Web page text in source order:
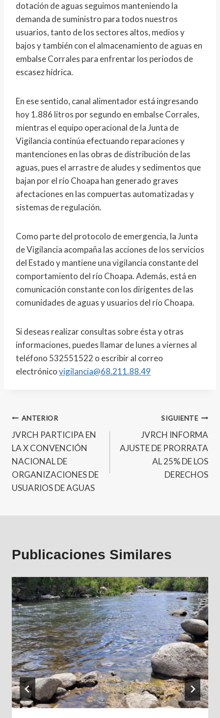
dotación de aguas seguimos manteniendo la
demanda de suministro para todos nuestros
usuarios, tanto de los sectores altos, medios y
bajos y también con el almacenamiento de aguas en
embalse Corrales para enfrentar los periodos de
escasez hídrica.
En ese sentido, canal alimentador está ingresando
hoy 1.886 litros por segundo en embalse Corrales,
mientras el equipo operacional de la Junta de
Vigilancia continúa efectuando reparaciones y
mantenciones en las obras de distribución de las
aguas, pues el arrastre de aludes y sedimentos que
bajan por el río Choapa han generado graves
afectaciones en las compuertas automatizadas y
sistemas de regulación.
Como parte del protocolo de emergencia, la Junta
de Vigilancia acompaña las acciones de los servicios
del Estado y mantiene una vigilancia constante del
comportamiento del río Choapa. Además, está en
comunicación constante con los dirigentes de las
comunidades de aguas y usuarios del río Choapa.
Si deseas realizar consultas sobre ésta y otras
informaciones, puedes llamar de lunes a viernes al
teléfono 532551522 o escribir al correo
electrónicovigilancia@68.211.88.49
ANTERIOR
JVRCH PARTICIPA EN
LA X CONVENCIÓN
NACIONAL DE
ORGANIZACIONES DE
USUARIOS DE AGUAS
SIGUIENTE
JVRCH INFORMA
AJUSTE DE PRORRATA
AL 25% DE LOS
DERECHOS
Publicaciones Similares